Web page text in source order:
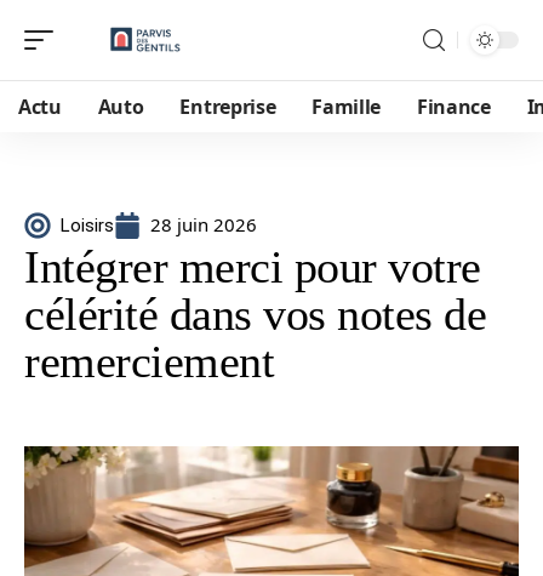
Actu Auto Entreprise Famille Finance
Loisirs 28 juin 2026
Intégrer merci pour votre
célérité dans vos notes de
remerciement